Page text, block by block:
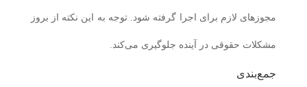
مجوزهای لازم برای اجرا گرفته شود. توجه به این نکته از بروز
مشکلات حقوقی در آینده جلوگیری می‌کند.
جمع‌بندی